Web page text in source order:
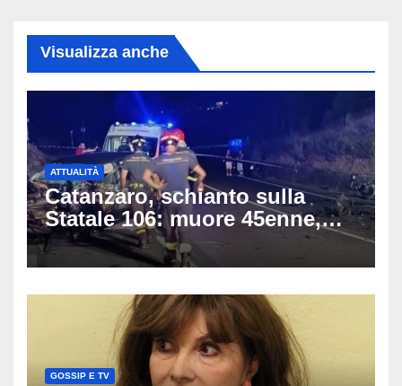
Visualizza anche
ATTUALITÀ
Catanzaro, schianto sulla
Statale 106: muore 45enne,
coinvolti un’auto, un suv e
una moto
GOSSIP E TV